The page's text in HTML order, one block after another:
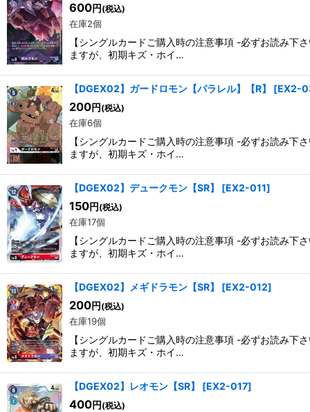
600円 (税込)
在庫2個
【シングルカードご購入時の注意事項 -必ずお読み
ますが、初期キズ・ホイ…
【DGEX02】ガードロモン【パラレル】【R】 [EX2-
200円 (税込)
在庫6個
【シングルカードご購入時の注意事項 -必ずお読み
ますが、初期キズ・ホイ…
【DGEX02】デュークモン【SR】 [EX2-011]
150円 (税込)
在庫17個
【シングルカードご購入時の注意事項 -必ずお読み
ますが、初期キズ・ホイ…
【DGEX02】メギドラモン【SR】 [EX2-012]
200円 (税込)
在庫19個
【シングルカードご購入時の注意事項 -必ずお読み
ますが、初期キズ・ホイ…
【DGEX02】レオモン【SR】 [EX2-017]
400円 (税込)